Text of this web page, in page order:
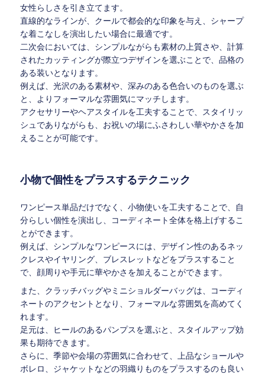
女性らしさを引き立てます。
直線的なラインが、クールで都会的な印象を与え、シャープ
な着こなしを演出したい場合に最適です。
二次会においては、シンプルながらも素材の上質さや、計算
されたカッティングが際立つデザインを選ぶことで、品格の
ある装いとなります。
例えば、光沢のある素材や、深みのある色合いのものを選ぶ
と、よりフォーマルな雰囲気にマッチします。
アクセサリーやヘアスタイルを工夫することで、スタイリッ
シュでありながらも、お祝いの場にふさわしい華やかさを加
えることが可能です。
小物で個性をプラスするテクニック
ワンピース単品だけでなく、小物使いを工夫することで、自
分らしい個性を演出し、コーディネート全体を格上げするこ
とができます。
例えば、シンプルなワンピースには、デザイン性のあるネッ
クレスやイヤリング、ブレスレットなどをプラスすること
で、顔周りや手元に華やかさを加えることができます。
また、クラッチバッグやミニショルダーバッグは、コーディ
ネートのアクセントとなり、フォーマルな雰囲気を高めてく
れます。
足元は、ヒールのあるパンプスを選ぶと、スタイルアップ効
果も期待できます。
さらに、季節や会場の雰囲気に合わせて、上品なショールや
ボレロ、ジャケットなどの羽織りものをプラスするのも良い